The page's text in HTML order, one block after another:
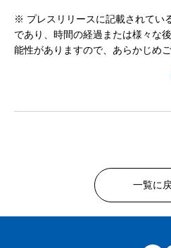
※ プレスリリースに記載されてい
であり、時間の経過または様々な
能性がありますので、あらかじめ
一覧に